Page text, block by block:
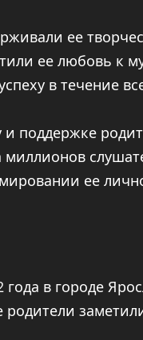
ее
ее любовь к
в течение
поддержке
ее
в городе